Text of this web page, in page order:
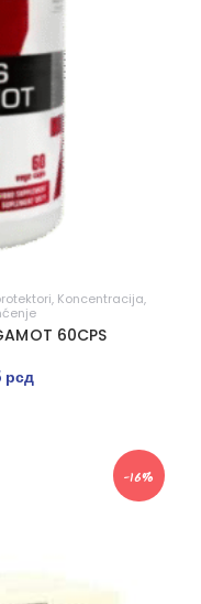
, Koncentracija,
60CPS
рсд
-16%